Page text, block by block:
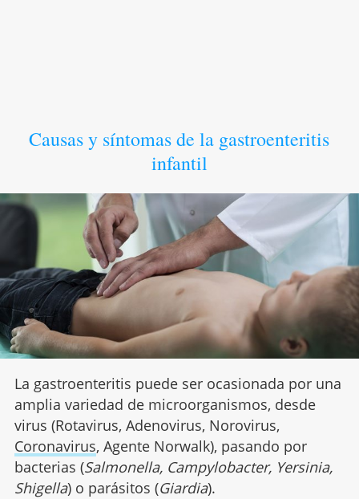
Causas y síntomas de la gastroenteritis
infantil
La gastroenteritis puede ser ocasionada por una
amplia variedad de microorganismos, desde
virus (Rotavirus, Adenovirus, Norovirus,
Coronavirus, Agente Norwalk), pasando por
bacterias (Salmonella, Campylobacter, Yersinia,
Shigella) o parásitos (Giardia).